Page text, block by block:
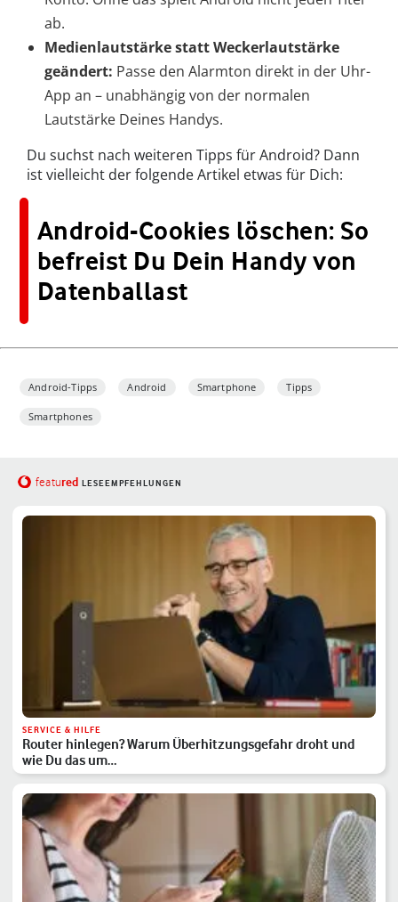
ab.
Medienlautstärke statt Weckerlautstärke
geändert: Passe den Alarmton direkt in der Uhr-
App an – unabhängig von der normalen
Lautstärke Deines Handys.
Du suchst nach weiteren Tipps für Android? Dann
ist vielleicht der folgende Artikel etwas für Dich:
Android-Cookies löschen: So
befreist Du Dein Handy von
Datenballast
Android-Tipps Android Smartphone Tipps
Smartphones
featured LESEEMPFEHLUNGEN
SERVICE & HILFE
Router hinlegen? Warum Überhitzungsgefahr droht und
wie Du das um…